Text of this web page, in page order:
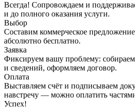
Всегда! Сопровождаем и
и до полного оказания услуги.
Выбор
Составим коммерческое
абсолютно бесплатно.
Заявка
Фиксируем вашу проблему:
и сведений, оформляем договор.
Оплата
Выставляем счёт и подписываем
навстречу — можно оплатить
Успех!